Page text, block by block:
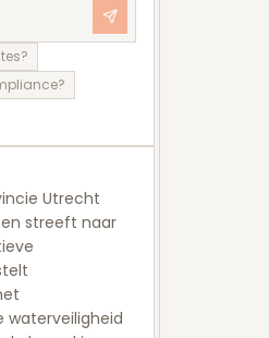
Utrecht
streeft naar
waterveiligheid